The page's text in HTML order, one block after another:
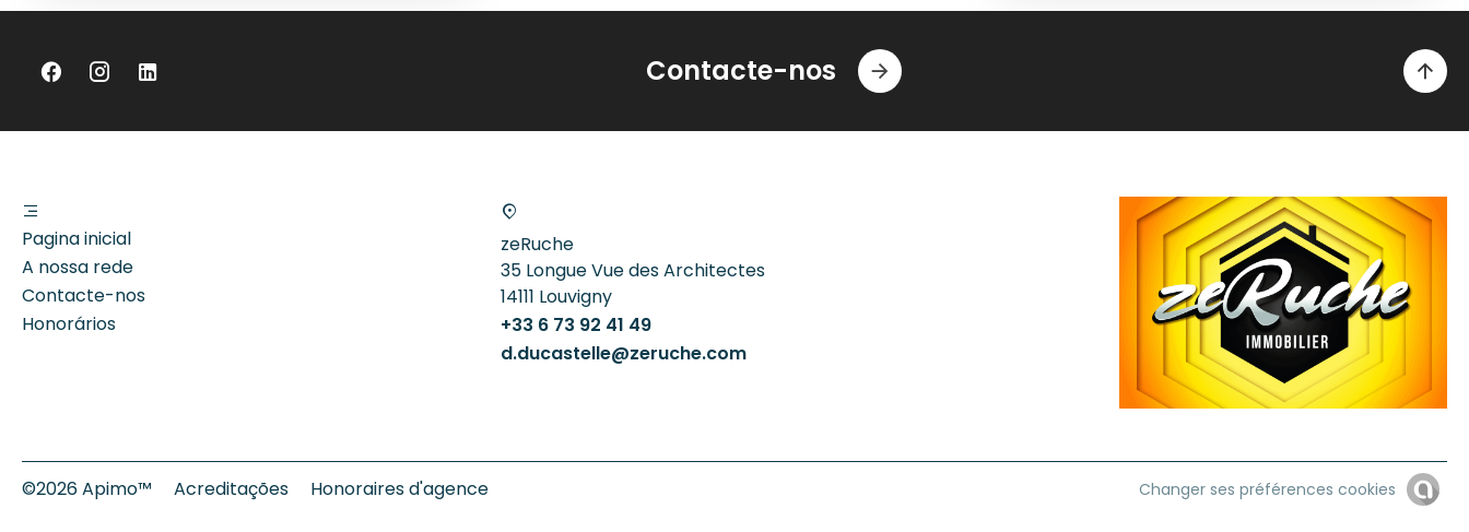
Contacte-nos
Pagina inicial
A nossa rede
Contacte-nos
Honorários
zeRuche
35 Longue Vue des Architectes
14111 Louvigny
+33 6 73 92 41 49
d.ducastelle@zeruche.com
©2026 Apimo™ Acreditações Honoraires d'agence Changer ses préférences cookies